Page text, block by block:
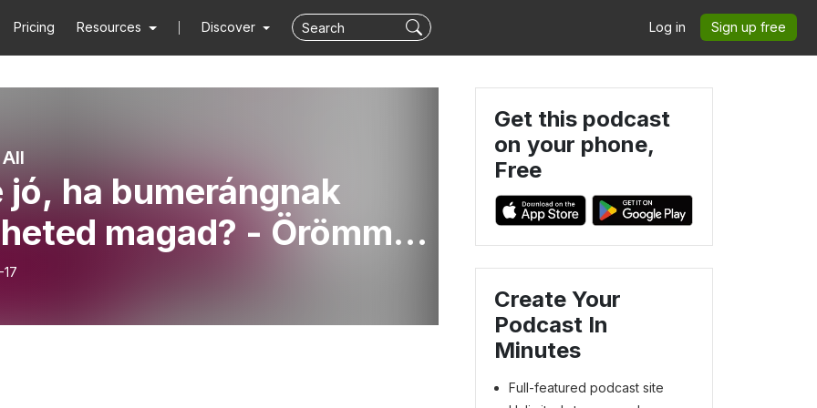
Pricing Resources Discover Log in Sign up free
jó, ha bumerángnak
magad? - Örömmel
vissza oda, ahonnan
Get this podcast
on your phone,
Free
Create Your
Podcast In
Minutes
Full-featured podcast site